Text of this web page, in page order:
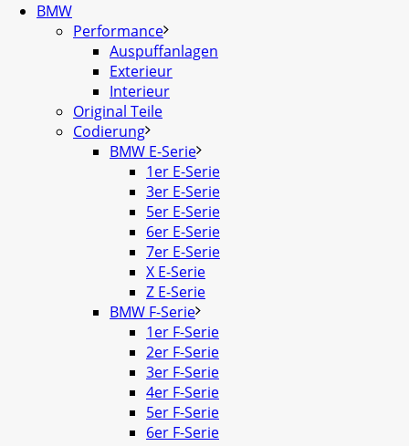
BMW
Performance
Auspuffanlagen
Exterieur
Interieur
Original Teile
Codierung
BMW E-Serie
1er E-Serie
3er E-Serie
5er E-Serie
6er E-Serie
7er E-Serie
X E-Serie
Z E-Serie
BMW F-Serie
1er F-Serie
2er F-Serie
3er F-Serie
4er F-Serie
5er F-Serie
6er F-Serie